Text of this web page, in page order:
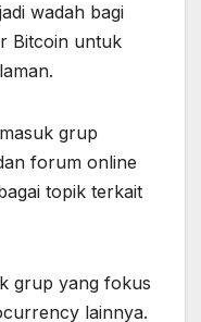
wadah bagi
Bitcoin untuk
grup
forum online
topik terkait
grup yang fokus
lainnya.